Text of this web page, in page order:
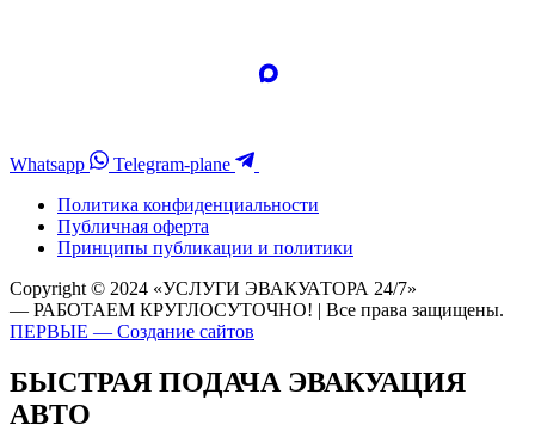
Whatsapp
Telegram-plane
Политика конфиденциальности
Публичная оферта
Принципы публикации и политики
Copyright © 2024 «УСЛУГИ ЭВАКУАТОРА 24/7»
— РАБОТАЕМ КРУГЛОСУТОЧНО! | Все права защищены.
ПЕРВЫЕ — Создание сайтов
БЫСТРАЯ ПОДАЧА ЭВАКУАЦИЯ
АВТО